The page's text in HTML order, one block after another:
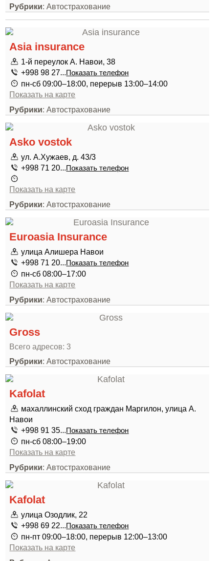
Рубрики: Автострахование
Asia insurance
1-й переулок А. Навои, 38
+998 98 27...Показать телефон
пн-сб 09:00–18:00, перерыв 13:00–14:00
Показать на карте
Рубрики: Автострахование
Asko vostok
ул. А.Хужаев, д. 43/3
+998 71 20...Показать телефон
Показать на карте
Рубрики: Автострахование
Euroasia Insurance
улица Алишера Навои
+998 71 20...Показать телефон
пн-сб 08:00–17:00
Показать на карте
Рубрики: Автострахование
Gross
Всего адресов: 3
Рубрики: Автострахование
Kafolat
махаллинский сход граждан Маргилон, улица А.
Навои
+998 91 35...Показать телефон
пн-сб 08:00–19:00
Показать на карте
Рубрики: Автострахование
Kafolat
улица Озодлик, 22
+998 69 22...Показать телефон
пн-пт 09:00–18:00, перерыв 12:00–13:00
Показать на карте